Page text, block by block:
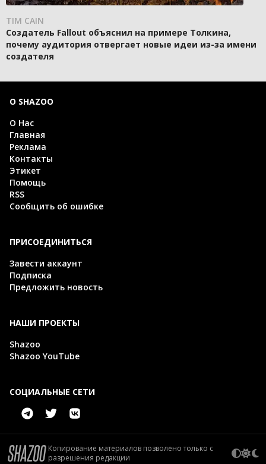
TIM CAIN
Создатель Fallout объяснил на примере Толкина,
почему аудитория отвергает новые идеи из-за имени
создателя
О SHAZOO
О Нас
Главная
Реклама
Контакты
Этикет
Помощь
RSS
Сообщить об ошибке
ПРИСОЕДИНИТЬСЯ
Завести аккаунт
Подписка
Предложить новость
НАШИ ПРОЕКТЫ
Shazoo
Shazoo YouTube
СОЦИАЛЬНЫЕ СЕТИ
Копирование материалов позволено только с
разрешения редакции